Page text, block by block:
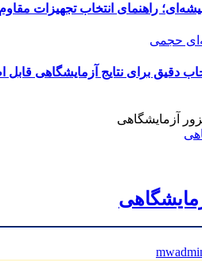
راهنمای انتخاب تجهیزات
برای نتایج آزمایشگاهی قابل
آزمایشگاهی